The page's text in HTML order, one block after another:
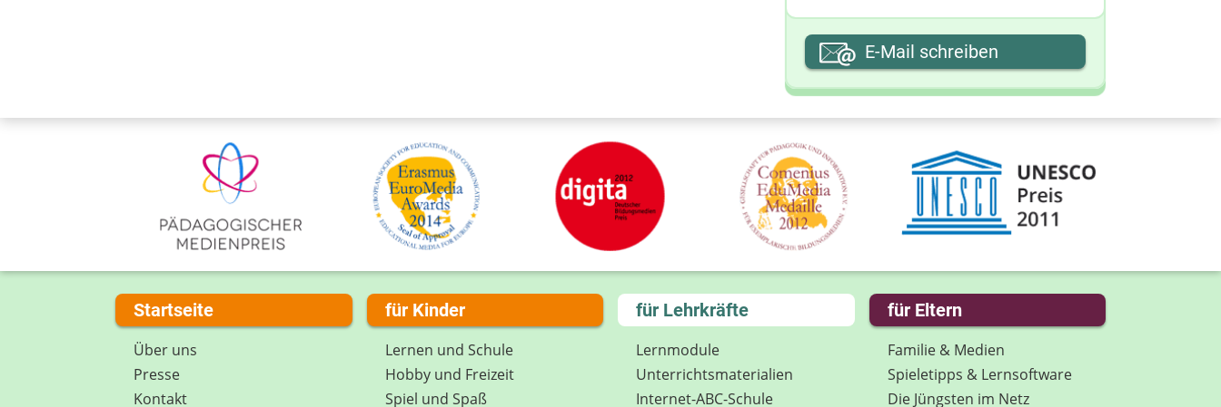
Ihre E-Mail-Adresse
Ihre Nachricht
E-Mail schreiben
Startseite
Über uns
Presse
Kontakt
für Kinder
Lernen und Schule
Hobby und Freizeit
Spiel und Spaß
für Lehrkräfte
Lernmodule
Unterrichts­materialien
Internet-ABC-Schule
für Eltern
Familie & Medien
Spieletipps & Lernsoftware
Die Jüngsten im Netz